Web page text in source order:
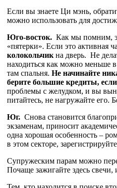
Если вы знаете Ци мэнь,
можно использовать для
Юго-восток. Как мы помним,
«пятерки». Если это активная
колокольчик на дверь. Не
находиться как можно меньше в
там спальня. Не начинайте
берите большие кредиты,
проблемы с желудком, и вы
питайтесь, не нагружайте его.
Юг. Снова становится
экзаменам, приносит
одна хорошая особенность –
в этом секторе,
Супружеским парам можно
Почаще зажигайте здесь свечи,